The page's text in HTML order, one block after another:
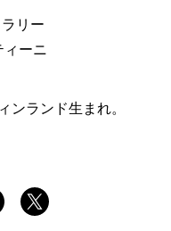
リー
ィーニ
ランド生まれ。